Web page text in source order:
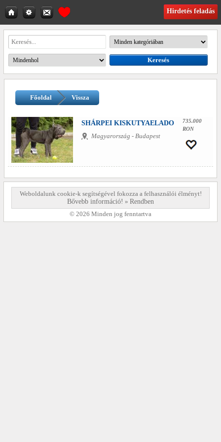
Hirdetés feladás
Főoldal Vissza
SHÁRPEI KISKUTYAELADO
Magyarország - Budapest
735.000
RON
Weboldalunk cookie-k segítségével fokozza a felhasználói élményt!
Bővebb információ! » Rendben
© 2026 Minden jog fenntartva